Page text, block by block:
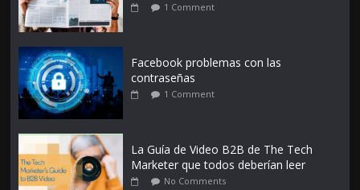
1 Comment
Facebook problemas con las
contraseñas
1 Comment
La Guía de Video B2B de The Tech
Marketer que todos deberían leer
No Comments